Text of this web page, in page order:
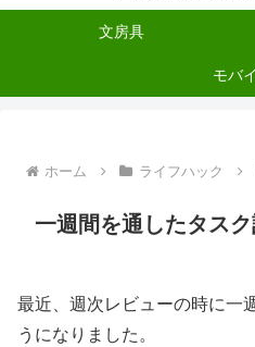
文房具
モバ
ホーム ライフハック
一週間を通したタス
最近、週次レビューの時に一
うになりました。